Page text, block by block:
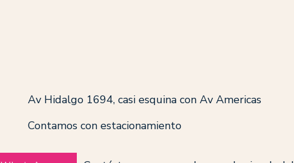
Av Hidalgo 1694, casi esquina con Av Americas
Contamos con estacionamiento